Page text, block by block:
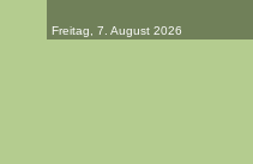
Freitag, 7. August 2026